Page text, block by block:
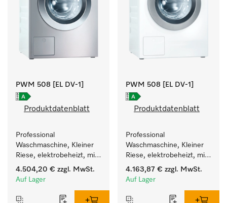
PWM 508 [EL DV-1]
Produktdatenblatt
Professional
Waschmaschine, Kleiner
Riese, elektrobeheizt, mit
Ablaufventil und
zielgruppenspezifischen
Leistung 8 kg  in 49 min .
4.504,20 € zzgl. MwSt.
Auf Lager
PWM 508 [EL DV-1]
Produktdatenblatt
Professional
Waschmaschine, Kleiner
Riese, elektrobeheizt, mit
Ablaufventil und
zielgruppenspezifischen
Leistung 8 kg  in 49 min .
4.163,87 € zzgl. MwSt.
Auf Lager